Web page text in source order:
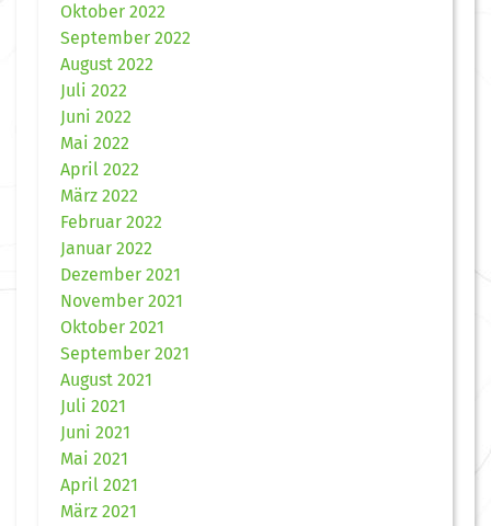
Oktober 2022
September 2022
August 2022
Juli 2022
Juni 2022
Mai 2022
April 2022
März 2022
Februar 2022
Januar 2022
Dezember 2021
November 2021
Oktober 2021
September 2021
August 2021
Juli 2021
Juni 2021
Mai 2021
April 2021
März 2021